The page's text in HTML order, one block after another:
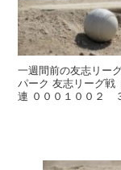
一週間前の友志リー
パーク 友志リーグ戦
連 ０００１００２